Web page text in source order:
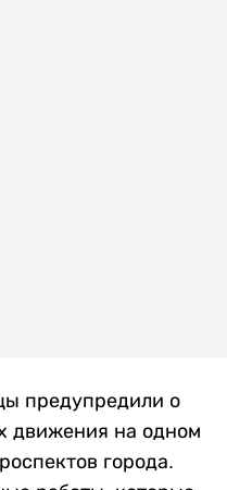
предупредили о
движения на одном
города.